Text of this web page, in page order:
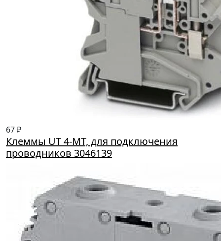
67 ₽
Клеммы UT 4-MT, для подключения
проводников 3046139